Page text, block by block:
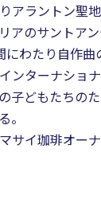
アラントン聖
アのサントアン
わたり自作曲
ンターナショ
子どもたちの
。
サイ珈琲オーナ